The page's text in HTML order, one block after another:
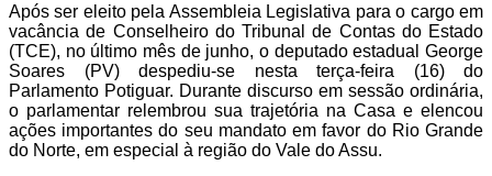
Após ser eleito pela Assembleia Legislativa para o cargo em
vacância de Conselheiro do Tribunal de Contas do Estado
(TCE), no último mês de junho, o deputado estadual George
Soares (PV) despediu-se nesta terça-feira (16) do
Parlamento Potiguar. Durante discurso em sessão ordinária,
o parlamentar relembrou sua trajetória na Casa e elencou
ações importantes do seu mandato em favor do Rio Grande
do Norte, em especial à região do Vale do Assu.